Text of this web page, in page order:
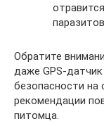
паразитов.
Обратите
даже GPS-
безопасности на
рекомендации
питомца.